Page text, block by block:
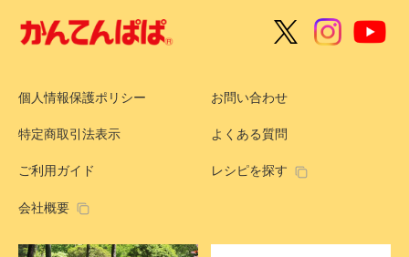
個人情報保護ポリシー お問い合わせ
特定商取引法表示 よくある質問
ご利用ガイド レシピを探す
会社概要